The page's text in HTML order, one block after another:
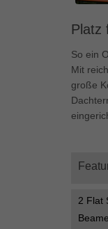
Platz
So ein
Mit
große
2 Flat